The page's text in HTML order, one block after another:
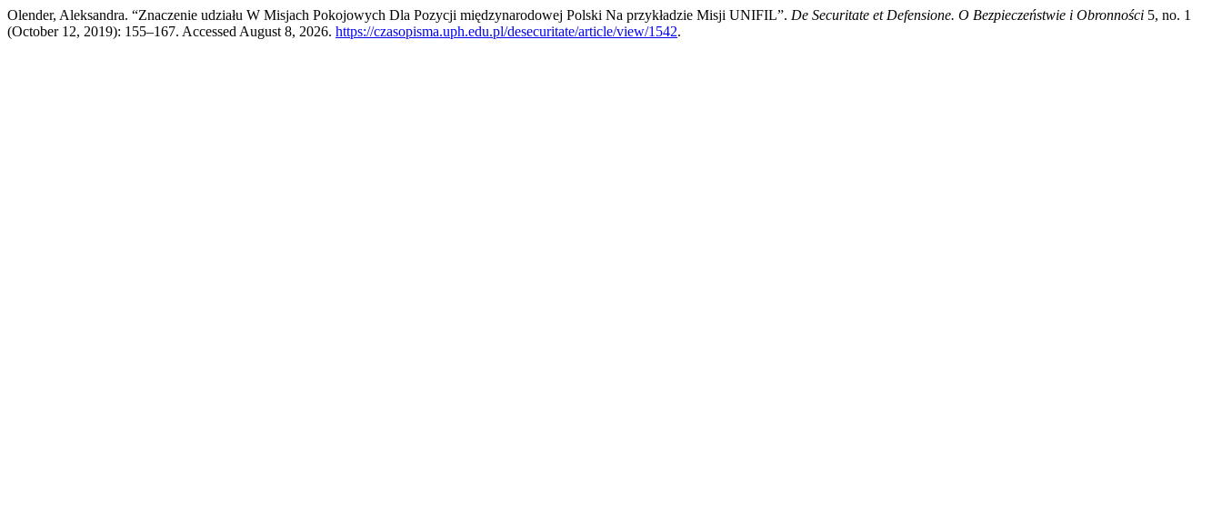
Olender, Aleksandra. “Znaczenie udziału W Misjach Pokojowych Dla Pozycji międzynarodowej Polski Na przykładzie Misji UNIFIL”. De Securitate et Defensione. O Bezpieczeństwie i Obronności 5, no. 1
(October 12, 2019): 155–167. Accessed August 8, 2026. https://czasopisma.uph.edu.pl/desecuritate/article/view/1542.